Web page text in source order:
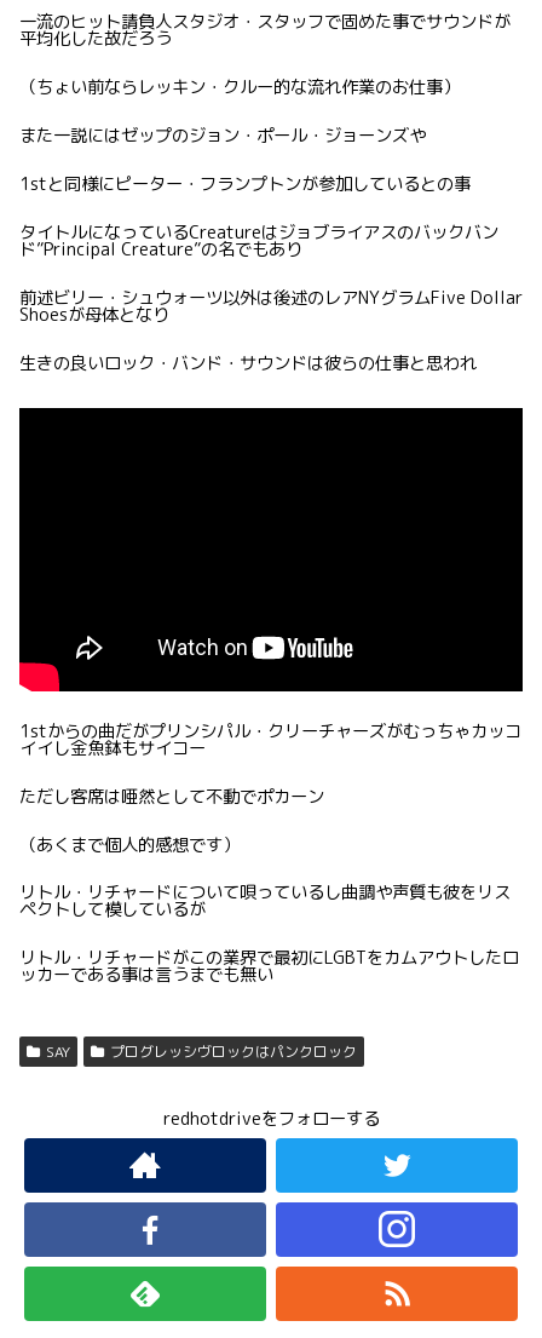
一流のヒット請負人スタジオ・スタッフで固めた事でサウンドが
平均化した故だろう
（ちょい前ならレッキン・クルー的な流れ作業のお仕事）
また一説にはゼップのジョン・ポール・ジョーンズや
1stと同様にピーター・フランプトンが参加しているとの事
タイトルになっているCreatureはジョブライアスのバックバン
ド”Principal Creature”の名でもあり
前述ビリー・シュウォーツ以外は後述のレアNYグラムFive Dollar
Shoesが母体となり
生きの良いロック・バンド・サウンドは彼らの仕事と思われ
1stからの曲だがプリンシパル・クリーチャーズがむっちゃカッコ
イイし金魚鉢もサイコー
ただし客席は唖然として不動でポカーン
（あくまで個人的感想です）
リトル・リチャードについて唄っているし曲調や声質も彼をリス
ペクトして模しているが
リトル・リチャードがこの業界で最初にLGBTをカムアウトしたロ
ッカーである事は言うまでも無い
SAY プログレッシヴロックはパンクロック
redhotdriveをフォローする